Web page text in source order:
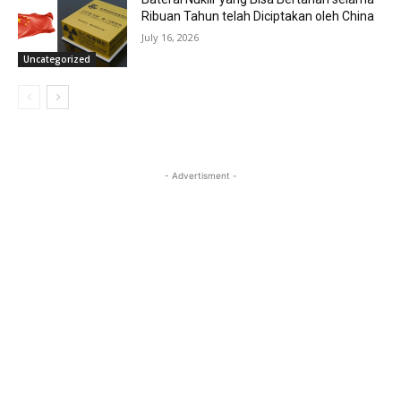
Uncategorized
Ribuan Tahun telah Diciptakan oleh China
July 16, 2026
- Advertisment -